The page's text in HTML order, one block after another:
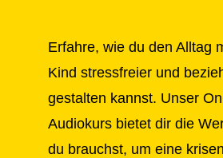
Erfahre, wie du den Alltag
Kind stressfreier und
gestalten kannst. Unser
Audiokurs bietet dir die
du brauchst, um eine